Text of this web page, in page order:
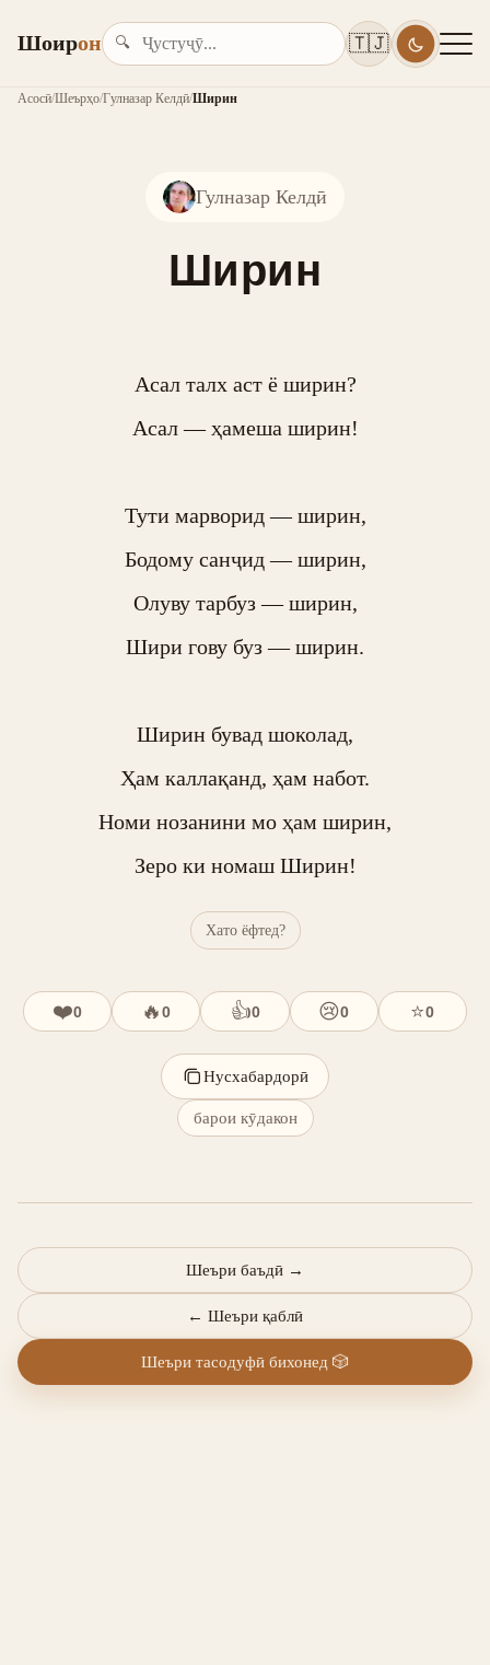
Шоирон 🔍 🇹🇯
Асосӣ/Шеърҳо/Гулназар Келдӣ/Ширин
Гулназар Келдӣ
Ширин
Асал талх аст ё ширин?
Асал — ҳамеша ширин!
Тути марворид — ширин,
Бодому санҷид — ширин,
Олуву тарбуз — ширин,
Шири гову буз — ширин.
Ширин бувад шоколад,
Ҳам каллақанд, ҳам набот.
Номи нозанини мо ҳам ширин,
Зеро ки номаш Ширин!
Хато ёфтед?
❤️0 🔥0 👍0 😢0 ⭐0
Нусхабардорӣ
барои кӯдакон
← Шеъри қаблӣ
Шеъри баъдӣ →
Шеъри тасодуфӣ бихонед 🎲